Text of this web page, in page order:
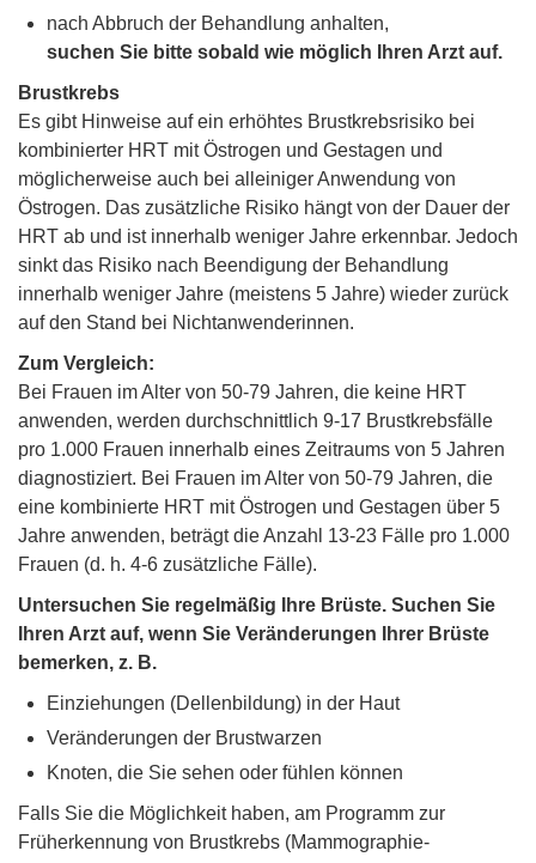
nach Abbruch der Behandlung anhalten,
suchen Sie bitte sobald wie möglich Ihren Arzt auf.
Brustkrebs
Es gibt Hinweise auf ein erhöhtes Brustkrebsrisiko bei
kombinierter HRT mit Östrogen und Gestagen und
möglicherweise auch bei alleiniger Anwendung von
Östrogen. Das zusätzliche Risiko hängt von der Dauer der
HRT ab und ist innerhalb weniger Jahre erkennbar. Jedoch
sinkt das Risiko nach Beendigung der Behandlung
innerhalb weniger Jahre (meistens 5 Jahre) wieder zurück
auf den Stand bei Nichtanwenderinnen.
Zum Vergleich:
Bei Frauen im Alter von 50-79 Jahren, die keine HRT
anwenden, werden durchschnittlich 9-17 Brustkrebsfälle
pro 1.000 Frauen innerhalb eines Zeitraums von 5 Jahren
diagnostiziert. Bei Frauen im Alter von 50-79 Jahren, die
eine kombinierte HRT mit Östrogen und Gestagen über 5
Jahre anwenden, beträgt die Anzahl 13-23 Fälle pro 1.000
Frauen (d. h. 4-6 zusätzliche Fälle).
Untersuchen Sie regelmäßig Ihre Brüste. Suchen Sie
Ihren Arzt auf, wenn Sie Veränderungen Ihrer Brüste
bemerken, z. B.
Einziehungen (Dellenbildung) in der Haut
Veränderungen der Brustwarzen
Knoten, die Sie sehen oder fühlen können
Falls Sie die Möglichkeit haben, am Programm zur
Früherkennung von Brustkrebs (Mammographie-